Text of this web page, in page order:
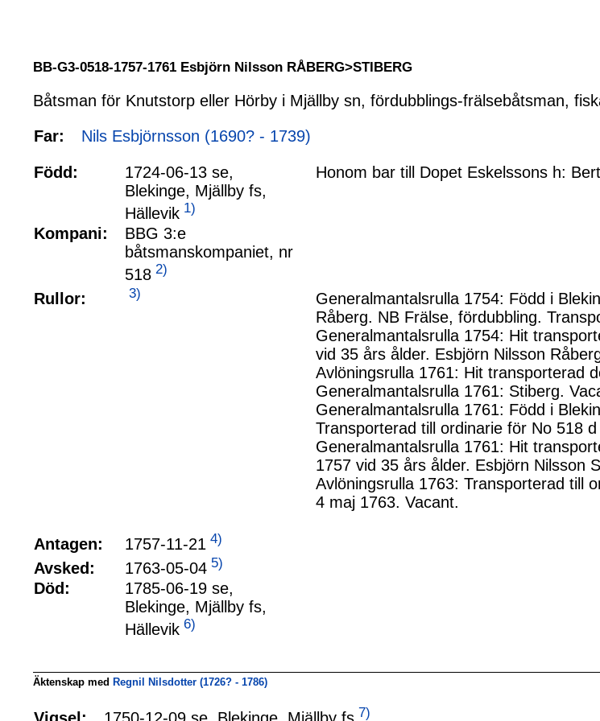
BB-G3-0518-1757-1761 Esbjörn Nilsson RÅBERG>STIBERG
Båtsman för Knutstorp eller Hörby i Mjällby sn, fördubblings-frälsebåtsman,
Far:
Nils Esbjörnsson (1690? - 1739)
Född:
1724-06-13 se,
Blekinge, Mjällby fs,
Hällevik 1)
Honom bar till Dopet Eskelssons h:
Kompani:
BBG 3:e
båtsmanskompaniet, nr
518 2)
Rullor: 3)
Generalmantalsrulla 1754: Född i
Råberg. NB Frälse, fördubbling.
Generalmantalsrulla 1754: Hit
vid 35 års ålder. Esbjörn Nilsson
Avlöningsrulla 1761: Hit transporterad
Generalmantalsrulla 1761: Stiberg.
Generalmantalsrulla 1761: Född i
Transporterad till ordinarie för No 518
Generalmantalsrulla 1761: Hit
1757 vid 35 års ålder. Esbjörn Nilsson
Avlöningsrulla 1763: Transporterad till
4 maj 1763. Vacant.
Antagen: 1757-11-21 4)
Avsked: 1763-05-04 5)
Död:
1785-06-19 se,
Blekinge, Mjällby fs,
Hällevik 6)
Äktenskap med Regnil Nilsdotter (1726? - 1786)
7)